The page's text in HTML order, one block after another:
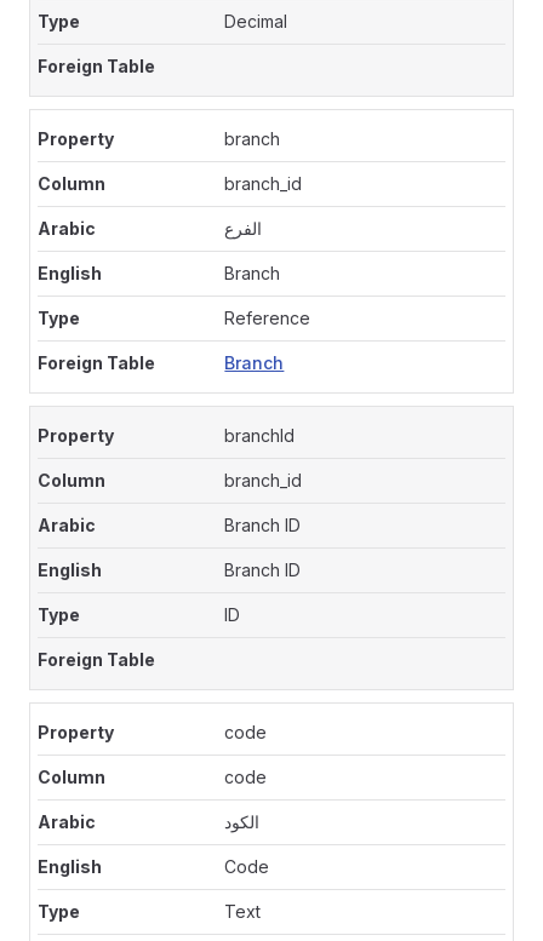
Decimal
branch
branch_id
الفرع
Branch
Reference
Branch
branchId
branch_id
Branch ID
Branch ID
ID
code
code
الكود
Code
Text